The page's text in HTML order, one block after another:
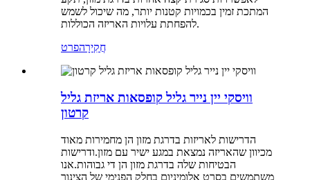
המתכת זמין בכמויות קטנות יותר, מה שיכול לשמש
להפחתת עלויות האריזה הכוללות.
חֲקִירָהפרט
וויסקי יין נייר גליל קופסאות אריזת גליל
קרטון
הדרישות לאריזות בדרגת מזון הן מחמירות מאוד
מכיוון שהאריזה נמצאת במגע ישיר עם מזון.ודרישות
הבטיחות שלה בדרגת מזון הן די גבוהות.אנו
משתמשים בסרט אלומיניום בחלק הפנימי של הצינור